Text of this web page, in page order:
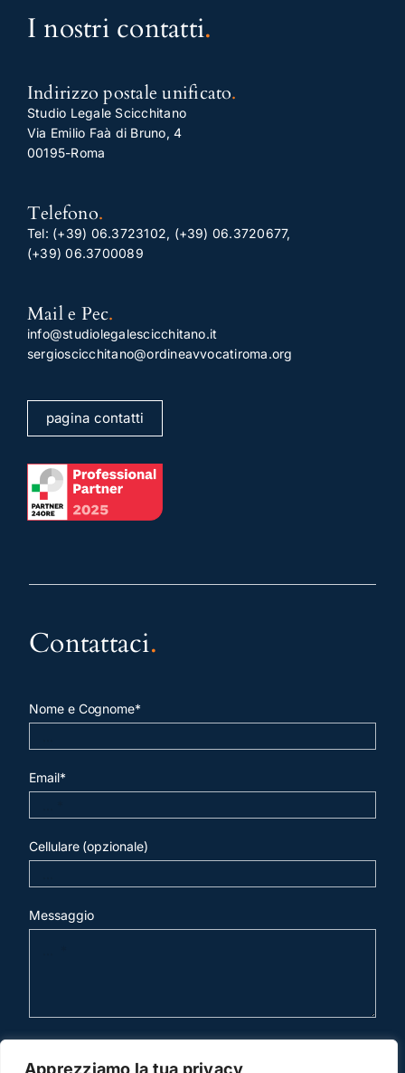
Apprezziamo la tua privacy
I nostri contatti.
Indirizzo postale unificato.
Studio Legale Scicchitano
Via Emilio Faà di Bruno, 4
00195-Roma
Telefono.
Tel: (+39) 06.3723102, (+39) 06.3720677,
(+39) 06.3700089
Mail e Pec.
info@studiolegalescicchitano.it
sergioscicchitano@ordineavvocatiroma.org
pagina contatti
Contattaci.
Nome e Cognome*
Email*
Cellulare (opzionale)
Messaggio
invia mail